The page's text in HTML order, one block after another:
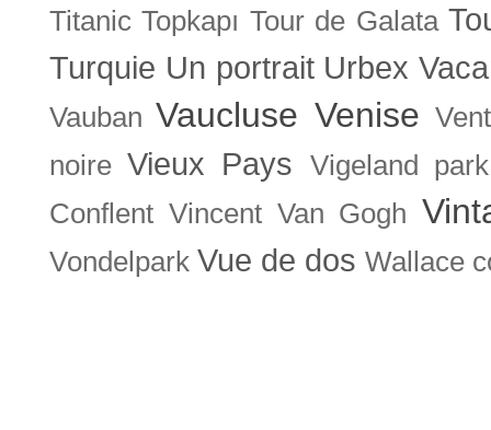
Titanic Topkapı Tour de Galata
Turquie Un portrait Urbex
Vauban Vaucluse Venise
noire Vieux Pays
Vigeland park
Conflent Vincent Van Gogh
Vondelpark Vue de dos Wallace